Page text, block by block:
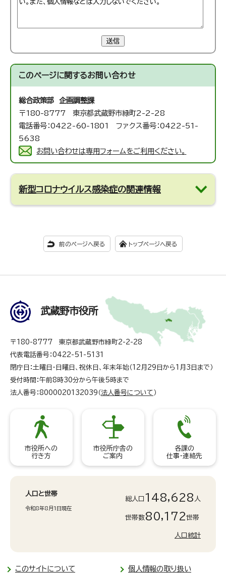
送信
このページに関するお問い合わせ
総合政策部 企画調整課
〒180-8777 東京都武蔵野市緑町2-2-28
電話番号：0422-60-1801 ファクス番号：0422-51-
5638
お問い合わせは専用フォームをご利用ください。
新型コロナウイルス感染症の関連情報
前のページへ戻る トップページへ戻る
武蔵野市役所
〒180-8777 東京都武蔵野市緑町2-2-28
代表電話番号：0422-51-5131
閉庁日：土曜日・日曜日、祝休日、年末年始（12月29日から1月3日まで）
受付時間：午前8時30分から午後5時まで
法人番号：8000020132039（ 法人番号について ）
市役所への
行き方
市役所庁舎の
ご案内
各課の
仕事・連絡先
人口と世帯
令和8年8月1日現在
総人口 148,628 人
世帯数80,172世帯
人口統計
このサイトについて 個人情報の取り扱い